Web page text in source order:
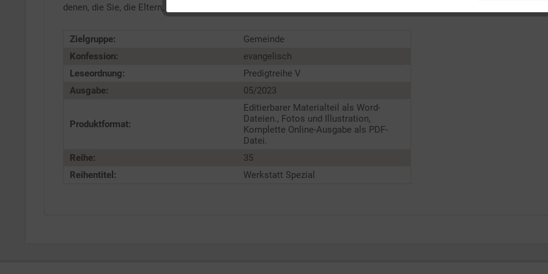
denen, die Sie, die Eltern, begleitet haben und begleiten.
Zielgruppe:
Gemeinde
Konfession:
evangelisch
Leseordnung:
Predigtreihe V
Ausgabe:
05/2023
Produktformat:
Editierbarer Materialteil als Word-
Dateien., Fotos und Illustration,
Komplette Online-Ausgabe als PDF-
Datei.
Reihe:
35
Reihentitel:
Werkstatt Spezial